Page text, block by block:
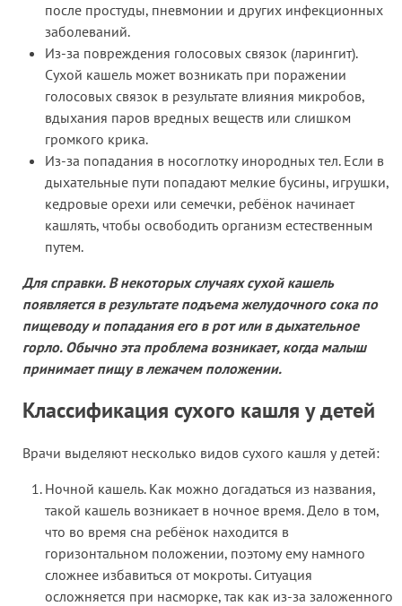
после простуды, пневмонии и других инфекционных
заболеваний.
Из-за повреждения голосовых связок (ларингит).
Сухой кашель может возникать при поражении
голосовых связок в результате влияния микробов,
вдыхания паров вредных веществ или слишком
громкого крика.
Из-за попадания в носоглотку инородных тел. Если в
дыхательные пути попадают мелкие бусины, игрушки,
кедровые орехи или семечки, ребёнок начинает
кашлять, чтобы освободить организм естественным
путем.
Для справки. В некоторых случаях сухой кашель
появляется в результате подъема желудочного сока по
пищеводу и попадания его в рот или в дыхательное
горло. Обычно эта проблема возникает, когда малыш
принимает пищу в лежачем положении.
Классификация сухого кашля у детей
Врачи выделяют несколько видов сухого кашля у детей:
Ночной кашель. Как можно догадаться из названия,
такой кашель возникает в ночное время. Дело в том,
что во время сна ребёнок находится в
горизонтальном положении, поэтому ему намного
сложнее избавиться от мокроты. Ситуация
осложняется при насморке, так как из-за заложенного